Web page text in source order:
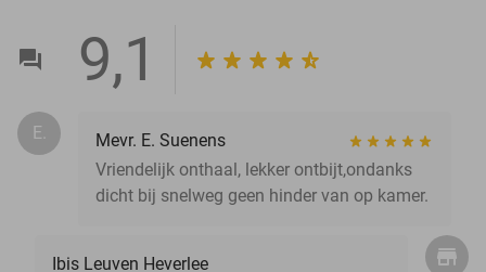
9,1
E.
Mevr. E. Suenens
Vriendelijk onthaal, lekker ontbijt,ondanks
dicht bij snelweg geen hinder van op kamer.
Ibis Leuven Heverlee